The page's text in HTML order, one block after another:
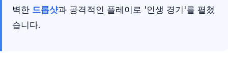
벽한 드롭샷과 공격적인 플레이로 '인생 경기'를 펼쳤
습니다.